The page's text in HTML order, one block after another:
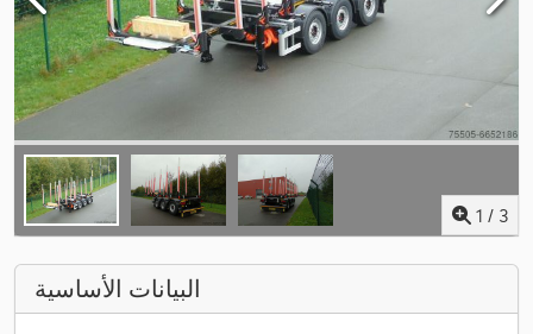
1 / 3
البيانات الأساسية